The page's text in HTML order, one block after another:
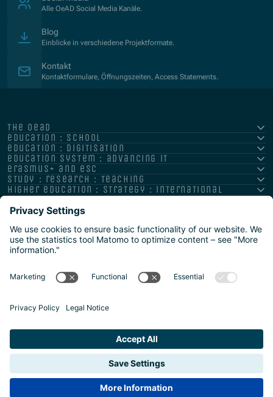
Alle OeAD Social Media Kanäle.
Blog
Einblicke in verschiedene Projektformate.
Kontakt
Kontaktformulare, Öffnungszeiten, Access Statements.
the oead
education : school
education : digitisation
education system : advancing it
erasmus+ and esc
study : research : teaching
higher education : strategy : international
2026 | Agentur für Bildung und Internationalisierung
Datenschutz
Meldestelle/Hinweisgeber
Sitemap